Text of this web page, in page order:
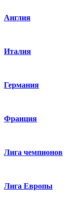
Англия
Италия
Германия
Франция
Лига чемпионов
Лига Европы